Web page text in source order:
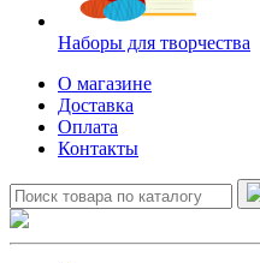
Наборы для творчества
О магазине
Доставка
Оплата
Контакты